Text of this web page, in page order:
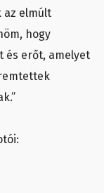
az elmúlt
hogy
és erőt, amelyet